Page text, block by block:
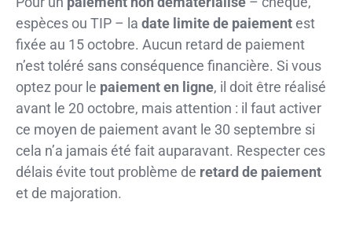
espèces ou TIP – la date limite de paiementest
fixée au 15 octobre. Aucun retard de paiement
n’est toléré sans conséquence financière. Si vous
optez pour le paiement en ligne, il doit être réalisé
avant le 20 octobre, mais attention : il faut activer
ce moyen de paiement avant le 30 septembre si
cela n’a jamais été fait auparavant. Respecter ces
délais évite tout problème de retard de paiement
et de majoration.